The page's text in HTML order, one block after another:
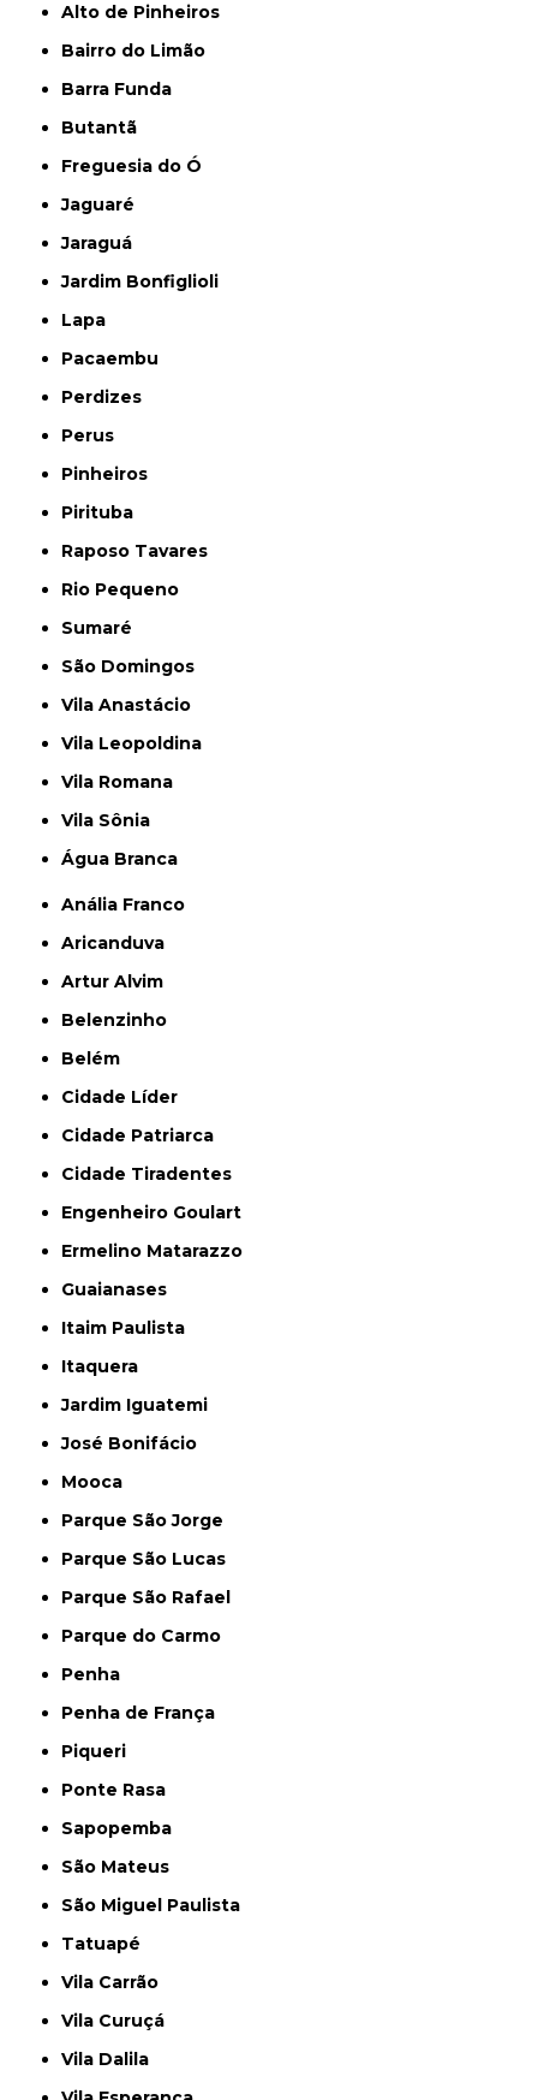
Alto de Pinheiros
Bairro do Limão
Barra Funda
Butantã
Freguesia do Ó
Jaguaré
Jaraguá
Jardim Bonfiglioli
Lapa
Pacaembu
Perdizes
Perus
Pinheiros
Pirituba
Raposo Tavares
Rio Pequeno
Sumaré
São Domingos
Vila Anastácio
Vila Leopoldina
Vila Romana
Vila Sônia
Água Branca
Anália Franco
Aricanduva
Artur Alvim
Belenzinho
Belém
Cidade Líder
Cidade Patriarca
Cidade Tiradentes
Engenheiro Goulart
Ermelino Matarazzo
Guaianases
Itaim Paulista
Itaquera
Jardim Iguatemi
José Bonifácio
Mooca
Parque São Jorge
Parque São Lucas
Parque São Rafael
Parque do Carmo
Penha
Penha de França
Piqueri
Ponte Rasa
Sapopemba
São Mateus
São Miguel Paulista
Tatuapé
Vila Carrão
Vila Curuçá
Vila Dalila